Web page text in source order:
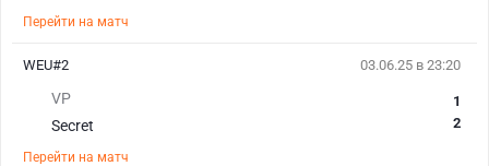
Перейти на матч
03.06.25 в 23:20
VP
Secret
1
2
Перейти на матч
WEU#2